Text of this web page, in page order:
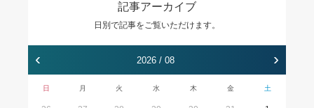
記事アーカイブ
日別で記事をご覧いただけます。
‹ 2026 / 08 ›
日 月 火 水 木 金 土